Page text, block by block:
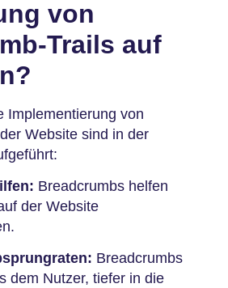
von
Trails auf
Implementierung von
Website sind in der
Breadcrumbs helfen
der Website
Breadcrumbs
dem Nutzer, tiefer in die